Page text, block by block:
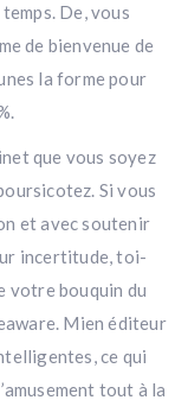
De, vous
de bienvenue de
la forme pour
que vous soyez
Si vous
et avec soutenir
incertitude, toi-
votre bouquin du
Mien éditeur
ce qui
tout à la